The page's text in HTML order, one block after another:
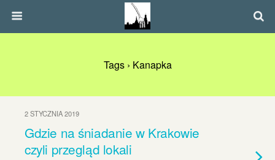
Tags › Kanapka
2 STYCZNIA 2019
Gdzie na śniadanie w Krakowie
czyli przegląd lokali